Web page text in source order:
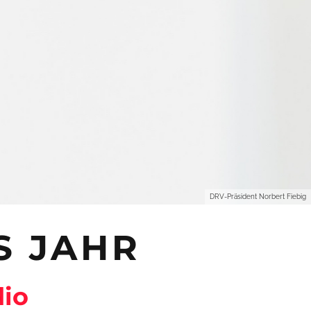
DRV-Präsident Norbert Fiebig
JAHR